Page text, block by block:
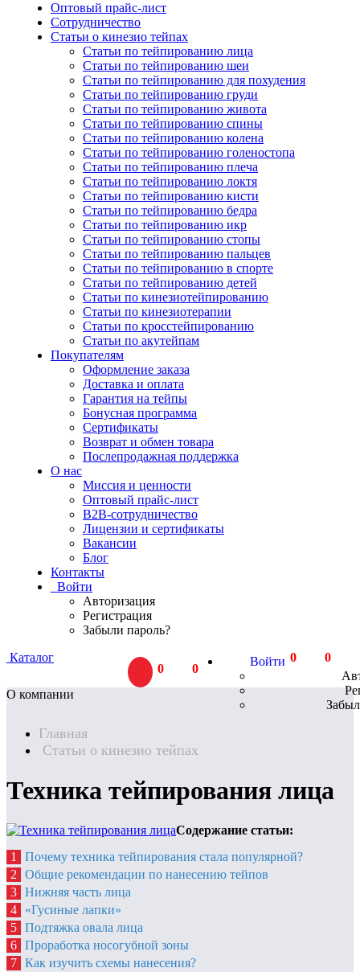
Оптовый прайс-лист
Сотрудничество
Статьи о кинезио тейпах
Статьи по тейпированию лица
Статьи по тейпированию шеи
Статьи по тейпированию для похудения
Статьи по тейпированию груди
Статьи по тейпированию живота
Статьи по тейпированию спины
Статьи по тейпированию колена
Статьи по тейпированию голеностопа
Статьи по тейпированию плеча
Статьи по тейпированию локтя
Статьи по тейпированию кисти
Статьи по тейпированию бедра
Статьи по тейпированию икр
Статьи по тейпированию стопы
Статьи по тейпированию пальцев
Статьи по тейпированию в спорте
Статьи по тейпированию детей
Статьи по кинезиотейпированию
Статьи по кинезиотерапии
Статьи по кросстейпированию
Статьи по акутейпам
Покупателям
Оформление заказа
Доставка и оплата
Гарантия на тейпы
Бонусная программа
Сертификаты
Возврат и обмен товара
Послепродажная поддержка
О нас
Миссия и ценности
Оптовый прайс-лист
В2В-сотрудничество
Лицензии и сертификаты
Вакансии
Блог
Контакты
Войти
Авторизация
Регистрация
Забыли пароль?
Войти 0 0
Каталог
0
0 Р
Главная
Статьи о кинезио тейпах
Техника тейпирования лица
Содержание статьи:
1
Почему техника тейпирования стала популярной?
2
Общие рекомендации по нанесению тейпов
3 Нижняя часть лица
4
«Гусиные лапки»
5 Подтяжка овала лица
6 Проработка носогубной зоны
7 Как изучить схемы нанесения?
О компании